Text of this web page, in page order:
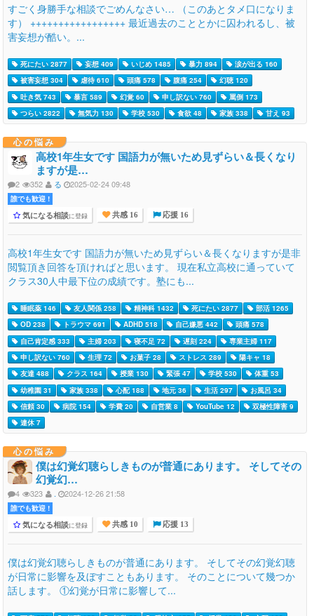
すごく身勝手な相談でごめんなさい… （このあとタメ口になりま
す） +++++++++++++++++ 最近過去のこととかに囚われるし、被
害妄想が酷い。...
死にたい 2877 妄想 409 いじめ 1485 暴力 894
涙が出る 160
被害妄想 304
虐待 610 頭痛 578 腹痛 254
幻聴 120
吐き気 743
暴言 589 幻覚 60 申し訳ない 760
罵倒 173
つらい 2822
無気力 130 学校 530 食欲 48 家族 338 甘え 93
心の悩み
高校1年生女です 国語力が無いため見ずらい＆長くなり
ますが是…
2 352 る 2025-02-24 09:48
誰でも歓迎 !
気になる相談に登録 共感 16 応援 16
高校1年生女です 国語力が無いため見ずらい＆長くなりますが是非
閲覧頂き回答を頂ければと思います。 現在私立高校に通っていて
クラス30人中最下位の成績です。塾にも...
睡眠薬 146 友人関係 258 精神科 1432 死にたい 2877
部活 1265
OD 238
トラウマ 691 ADHD 518 自己嫌悪 442
頭痛 578
自己肯定感 333
主婦 203 寝不足 72 遅刻 224
専業主婦 117
申し訳ない 760
生理 72 お菓子 28 ストレス 289
陽キャ 18
友達 488
クラス 164 授業 130 緊張 47 学校 530
体重 53
幼稚園 31
家族 338 心配 188 地元 36 生活 297
お風呂 34
信頼 30
病院 154 学費 20 自営業 8 YouTube 12
双極性障害 9
連休 7
心の悩み
僕は幻覚幻聴らしきものが普通にあります。 そしてその
幻覚幻…
4 323 . 2024-12-26 21:58
誰でも歓迎 !
気になる相談に登録 共感 10 応援 13
僕は幻覚幻聴らしきものが普通にあります。 そしてその幻覚幻聴
が日常に影響を及ぼすこともあります。 そのことについて幾つか
話します。 ①幻覚が日常に影響して...